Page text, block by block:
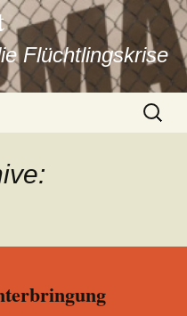
Flüchtlingskrise
Suche
nach: